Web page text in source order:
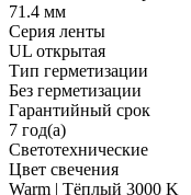
71.4 мм
Серия ленты
UL открытая
Тип герметизации
Без герметизации
Гарантийный срок
7 год(а)
Светотехнические
Цвет свечения
Warm | Тёплый 3000 K